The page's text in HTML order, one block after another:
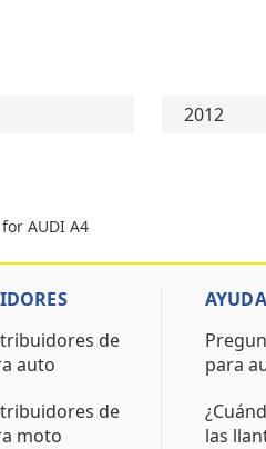
2012
AUDI A4
de
auto
de
moto
AYUDA
para
las